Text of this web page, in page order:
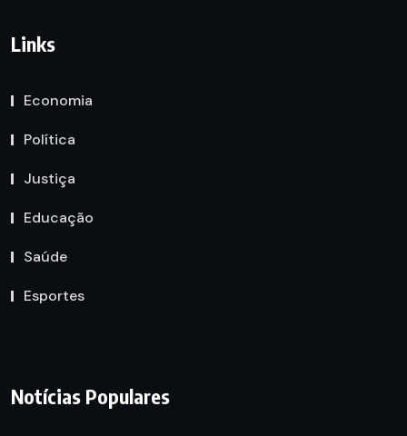
Links
Economia
Política
Justiça
Educação
Saúde
Esportes
Notícias Populares